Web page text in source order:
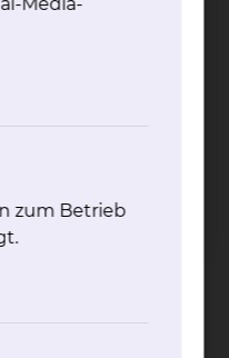
zum Betrieb